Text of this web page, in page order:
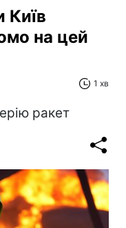
Київ
на цей
1 хв
ракет